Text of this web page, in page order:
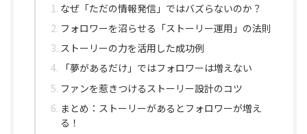
なぜ「ただの情報発信」ではバズらないのか？
フォロワーを沼らせる「ストーリー運用」の法則
ストーリーの力を活用した成功例
「夢があるだけ」ではフォロワーは増えない
ファンを惹きつけるストーリー設計のコツ
まとめ：ストーリーがあるとフォロワーが増え
る！